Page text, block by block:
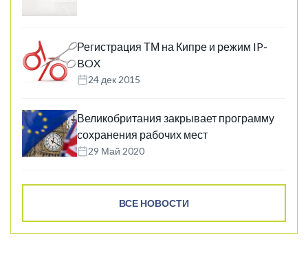
Регистрация ТМ на Кипре и режим IP-
BOX
24 дек 2015
Великобритания закрывает программу
сохранения рабочих мест
29 Май 2020
ВСЕ НОВОСТИ